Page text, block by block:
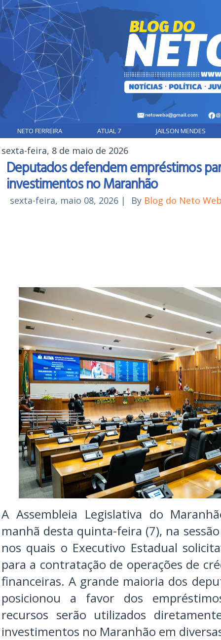
NETO FERREIRA ATUAL 7 JAILSON MENDES
sexta-feira, 8 de maio de 2026
Deputados defendem empréstimos
investimentos no Maranhão
sexta-feira, maio 08, 2026 | By Blog do Neto
A Assembleia Legislativa do
manhã desta quinta-feira (7), na
nos quais o Executivo Estadual
para a contratação de operações de
financeiras. A grande maioria dos
posicionou a favor dos
recursos serão utilizados
investimentos no Maranhão em